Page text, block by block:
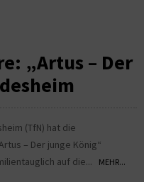
„Artus – Der
(TfN) hat die
– Der junge König“
auf die...
MEHR...